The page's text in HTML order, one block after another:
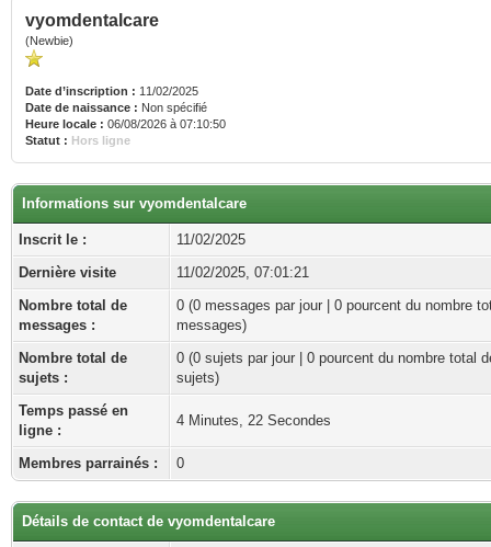
vyomdentalcare
(Newbie)
Date d’inscription : 11/02/2025
Date de naissance : Non spécifié
Heure locale : 06/08/2026 à 07:10:50
Statut : Hors ligne
Informations sur vyomdentalcare
Inscrit le :
11/02/2025
Dernière visite
11/02/2025, 07:01:21
Nombre total de
messages :
0 (0 messages par jour | 0 pourcent du nombre
messages)
Nombre total de
sujets :
0 (0 sujets par jour | 0 pourcent du nombre total
sujets)
Temps passé en
ligne :
4 Minutes, 22 Secondes
Membres parrainés : 0
Détails de contact de vyomdentalcare